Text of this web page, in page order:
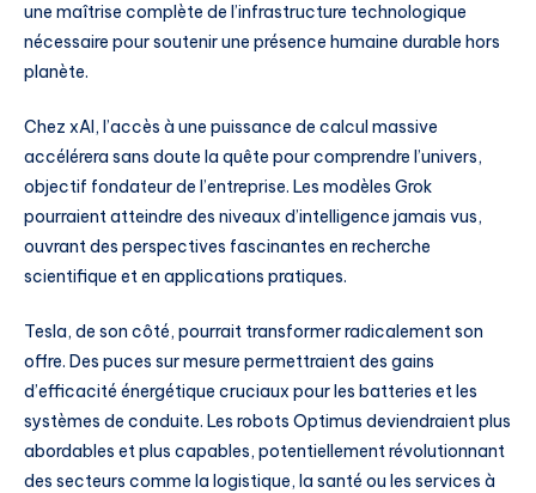
une maîtrise complète de l’infrastructure technologique
nécessaire pour soutenir une présence humaine durable hors
planète.
Chez xAI, l’accès à une puissance de calcul massive
accélérera sans doute la quête pour comprendre l’univers,
objectif fondateur de l’entreprise. Les modèles Grok
pourraient atteindre des niveaux d’intelligence jamais vus,
ouvrant des perspectives fascinantes en recherche
scientifique et en applications pratiques.
Tesla, de son côté, pourrait transformer radicalement son
offre. Des puces sur mesure permettraient des gains
d’efficacité énergétique cruciaux pour les batteries et les
systèmes de conduite. Les robots Optimus deviendraient plus
abordables et plus capables, potentiellement révolutionnant
des secteurs comme la logistique, la santé ou les services à